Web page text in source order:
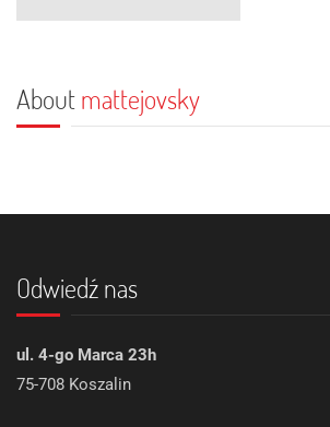
Aboutmattejovsky
Odwiedź nas
ul. 4-go Marca 23h
75-708 Koszalin